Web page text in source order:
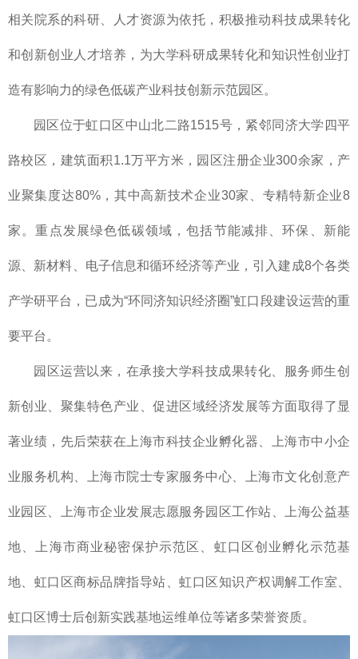
相关院系的科研、人才资源为依托，积极推动科技成果转化
和创新创业人才培养，为大学科研成果转化和知识性创业打
造有影响力的绿色低碳产业科技创新示范园区。
园区位于虹口区中山北二路1515号，紧邻同济大学四平
路校区，建筑面积1.1万平方米，园区注册企业300余家，产
业聚集度达80%，其中高新技术企业30家、专精特新企业8
家。重点发展绿色低碳领域，包括节能减排、环保、新能
源、新材料、电子信息和循环经济等产业，引入建成8个各类
产学研平台，已成为“环同济知识经济圈”虹口段建设运营的重
要平台。
园区运营以来，在承接大学科技成果转化、服务师生创
新创业、聚集特色产业、促进区域经济发展等方面取得了显
著业绩，先后荣获在上海市科技企业孵化器、上海市中小企
业服务机构、上海市院士专家服务中心、上海市文化创意产
业园区、上海市企业发展志愿服务园区工作站、上海公益基
地、上海市商业秘密保护示范区、虹口区创业孵化示范基
地、虹口区商标品牌指导站、虹口区知识产权调解工作室、
虹口区博士后创新实践基地运维单位等诸多荣誉资质。